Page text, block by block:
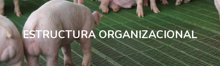
ESTRUCTURA ORGANIZACIONAL